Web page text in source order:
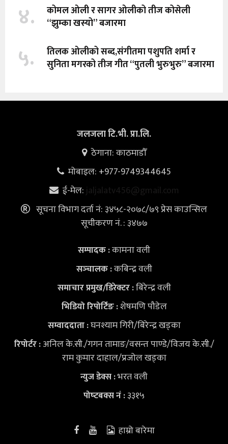
४.
कोमल ओली र सागर ओलीको तीज कोसेली
“झुम्का खस्यो” बजारमा
५.
तिलक ओलीको सब्द,संगीतमा पशुपति शर्मा र
सुनिता मगरको तीज गीत “पुतली भुरुभुरु” बजारमा
जलजला टि.भी. प्रा.लि.
ठेगाना: काठमाडौँ
मोबाइल: +977-9749344645
ई-मेल: jaljalatv456@gmail.com
सूचना विभाग दर्ता नं: ३४५८-२०७८/७९ प्रेस काउन्सिल
सूचीकरण नं. : ३४७७
सम्पादक :कामना वली
सञ्‍चालक :कबिन्द्र वली
समाचार प्रमुख/डिरेक्टर :बिरेन्द्र वली
भिडियोरिपोर्टिङ :शेषमणि पौडेल
सम्वाददाता :घनश्याम गिरी/बिरेन्द्र खड्का
रिपोर्टर :अनिल के.सी./गगन तामाङ/वसन्त पाण्डे/विजय के.सी./
राम कुमार दाहाल/प्रजोल खड्का
न्युज डेक्स:भरत वली
पोष्‍टबक्स नं :३३१५
हाम्रो बारेमा